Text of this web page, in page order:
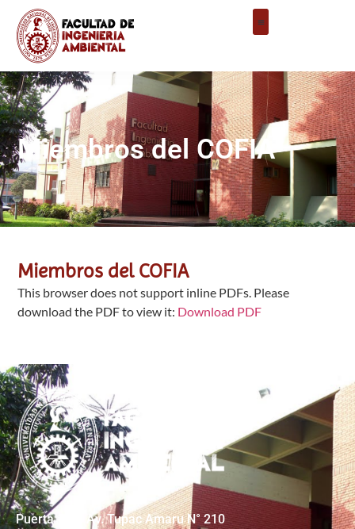
Miembros del COFIA
Miembros del COFIA
This browser does not support inline PDFs. Please
download the PDF to view it: Download PDF
Puerta #4 – Av. Tupac Amaru N° 210